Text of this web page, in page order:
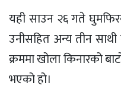
यही साउन २६ गते
उनीसहित अन्य तीन
क्रममा खोला किनारको
भएको हो।